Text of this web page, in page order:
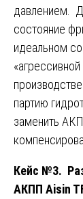
давлением.
состояние
идеальном
партию
заменить
Кейс №3.
АКПП Aisin